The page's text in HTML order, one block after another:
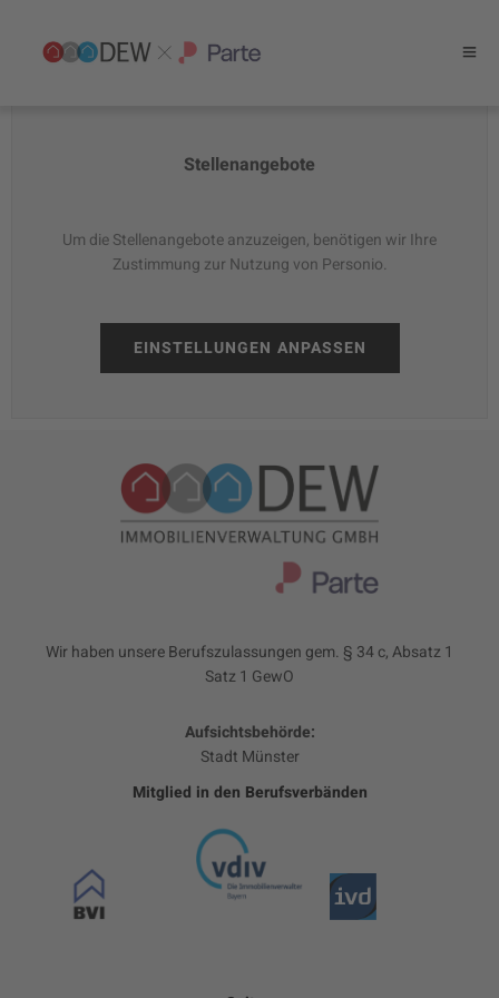
Stellenangebote
Um die Stellenangebote anzuzeigen, benötigen wir Ihre
Zustimmung zur Nutzung von Personio.
EINSTELLUNGEN ANPASSEN
Wir haben unsere Berufszulassungen gem. § 34 c, Absatz 1
Satz 1 GewO
Aufsichtsbehörde:
Stadt Münster
Mitglied in den Berufsverbänden